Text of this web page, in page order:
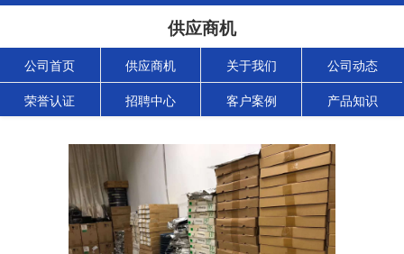
供应商机
公司首页 供应商机 关于我们 公司动态
荣誉认证 招聘中心 客户案例 产品知识